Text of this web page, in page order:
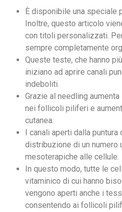
È disponibile una speciale
Inoltre, questo articolo
con titoli personalizzati.
sempre completamente
Queste teste, che hanno
iniziano ad aprire canali
indeboliti.
Grazie al needling
nei follicoli piliferi e
cutanea.
I canali aperti dalla
distribuzione di un numero
mesoterapiche alle cellule.
In questo modo, tutte le
vitaminico di cui hanno
vengono aperti anche i
consentendo ai follicoli